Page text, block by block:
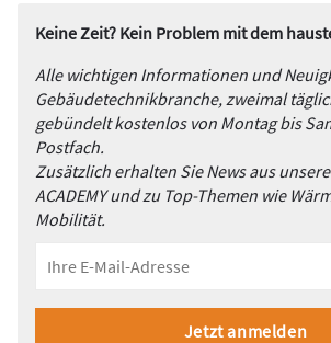
Keine Zeit? Kein Problem mit dem
Alle wichtigen Informationen und
Gebäudetechnikbranche, zweimal
gebündelt kostenlos von Montag bis
Postfach.
Zusätzlich erhalten Sie News aus
ACADEMY und zu Top-Themen wie
Mobilität.